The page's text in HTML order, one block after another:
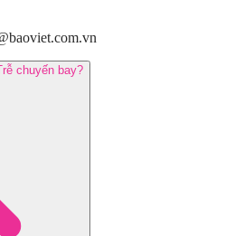
chuyến bay?